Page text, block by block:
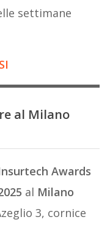
settimane
al Milano
Awards
al Milano
3, cornice